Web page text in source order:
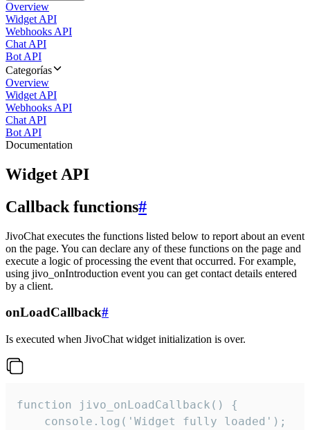
Overview
Widget API
Webhooks API
Chat API
Bot API
Categorías
Overview
Widget API
Webhooks API
Chat API
Bot API
Documentation
Widget API
Callback functions#
JivoChat executes the functions listed below to report about an event
on the page. You can declare any of these functions on the page and
execute a logic of processing the event that occurred. For example,
using jivo_onIntroduction event you can get contact details entered
by a client.
onLoadCallback#
Is executed when JivoChat widget initialization is over.
function jivo_onLoadCallback() {
    console.log('Widget fully loaded');